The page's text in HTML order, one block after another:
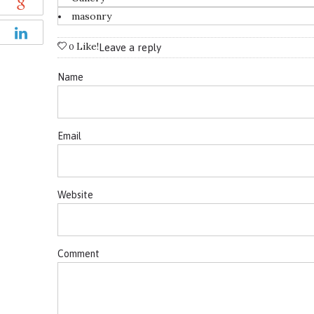
masonry
0 Like!Leave a reply
Name
Email
Website
Comment